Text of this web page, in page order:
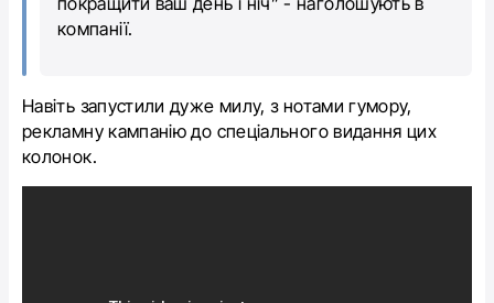
компанії.
Навіть запустили дуже милу, з нотами гумору,
рекламну кампанію до спеціального видання цих
колонок.